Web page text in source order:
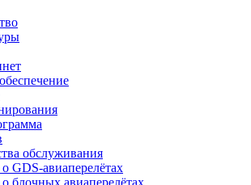
обслуживания
GDS-авиаперелётах
блочных авиаперелётах